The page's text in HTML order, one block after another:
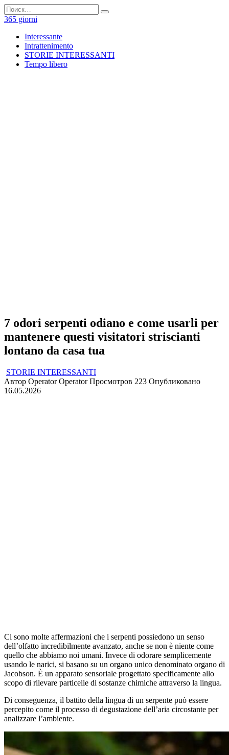
Перейти
к
содержанию
Search
for:
365 giorni
Interessante
Intrattenimento
STORIE INTERESSANTI
Tempo libero
7 odori serpenti odiano e come usarli per
mantenere questi visitatori striscianti
lontano da casa tua
STORIE INTERESSANTI
Автор Operator Operator Просмотров 223 Опубликовано
16.05.2026
Ci sono molte affermazioni che i serpenti possiedono un senso
dell’olfatto incredibilmente avanzato, anche se non è niente come
quello che abbiamo noi umani. Invece di odorare semplicemente
usando le narici, si basano su un organo unico denominato organo di
Jacobson. È un apparato sensoriale progettato specificamente allo
scopo di rilevare particelle di sostanze chimiche attraverso la lingua.
Di conseguenza, il battito della lingua di un serpente può essere
percepito come il processo di degustazione dell’aria circostante per
analizzare l’ambiente.